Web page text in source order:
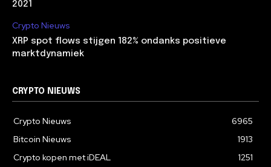
2021
Crypto Nieuws
XRP spot flows stijgen 182% ondanks positieve
marktdynamiek
CRYPTO NIEUWS
Crypto Nieuws
6965
Bitcoin Nieuws
1913
Crypto kopen met iDEAL
1251